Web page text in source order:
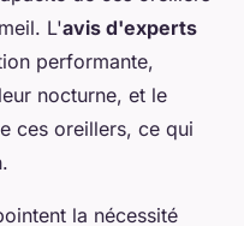
L'avis d'experts
performante,
nocturne, et le
ces oreillers, ce qui
la nécessité